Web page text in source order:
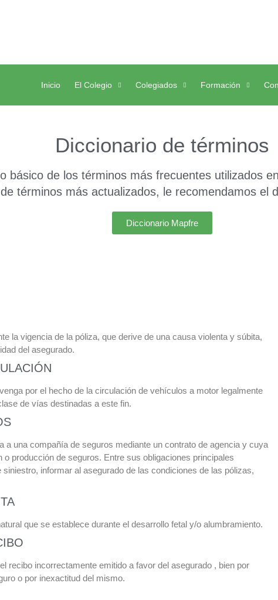
Inicio El Colegio Colegiados Formación
Diccionario de términos
básico de los términos más frecuentes utilizados
términos más actualizados, le recomendamos el
Diccionario Mapfre
la vigencia de la póliza, que derive de una causa violenta y súbita,
del asegurado.
por el hecho de la circulación de vehículos a motor legalmente
de vías destinadas a este fin.
a una compañía de seguros mediante un contrato de agencia y cuya
o producción de seguros. Entre sus obligaciones principales
informar al asegurado de las condiciones de las pólizas,
que se establece durante el desarrollo fetal y/o alumbramiento.
recibo incorrectamente emitido a favor del asegurado , bien por
o por inexactitud del mismo.